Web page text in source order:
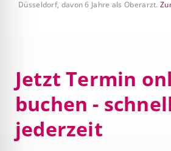
Düsseldorf, davon 6 Jahre als Oberarzt.
Jetzt Termin
buchen -
jederzeit